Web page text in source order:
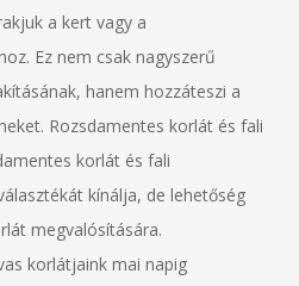
a kert vagy a
Ez nem csak nagyszerű
hanem hozzáteszi a
Rozsdamentes korlát és fali
korlát és fali
kínálja, de lehetőség
megvalósítására.
korlátjaink mai napig